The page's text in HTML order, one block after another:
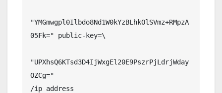
"YMGmwgpl0Ilbdo8Nd1W0kYzBLhkOlSVmz+RMpzA
05Fk=" public-key=\
"UPXhsQ6KTsd3D4IjWxgEl20E9PszrPjLdrjWday
OZCg="
/ip address